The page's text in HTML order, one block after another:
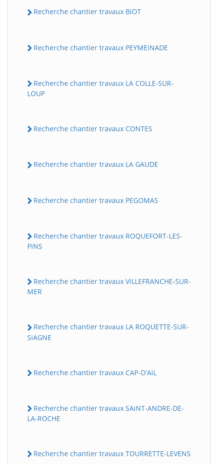
Recherche chantier travaux BiOT
Recherche chantier travaux PEYMEiNADE
Recherche chantier travaux LA COLLE-SUR-
LOUP
Recherche chantier travaux CONTES
Recherche chantier travaux LA GAUDE
Recherche chantier travaux PEGOMAS
Recherche chantier travaux ROQUEFORT-LES-
PiNS
Recherche chantier travaux ViLLEFRANCHE-SUR-
MER
Recherche chantier travaux LA ROQUETTE-SUR-
SiAGNE
Recherche chantier travaux CAP-D'AiL
Recherche chantier travaux SAiNT-ANDRE-DE-
LA-ROCHE
Recherche chantier travaux TOURRETTE-LEVENS